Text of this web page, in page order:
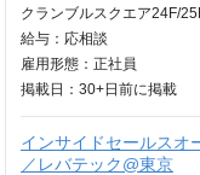
クランブルスクエア24F/
給与： 応相談
雇用形態：正社員
掲載日： 30+日 前に掲載
インサイドセールスオ
／レバテック@東京